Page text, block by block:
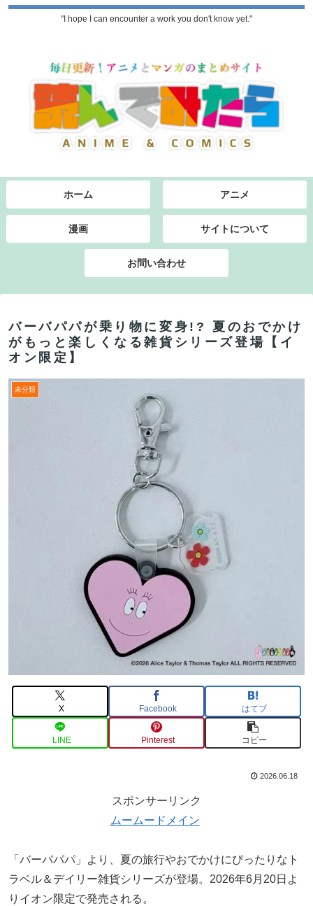
"I hope I can encounter a work you don't know yet."
ホーム アニメ
漫画 サイトについて
お問い合わせ
バーバパパが乗り物に変身!? 夏のおでかけ
がもっと楽しくなる雑貨シリーズ登場【イ
オン限定】
未分類
X Facebook はてブ
LINE Pinterest コピー
2026.06.18
スポンサーリンク
ムームードメイン
「バーバパパ」より、夏の旅行やおでかけにぴったりなト
ラベル＆デイリー雑貨シリーズが登場。2026年6月20日よ
りイオン限定で発売される。